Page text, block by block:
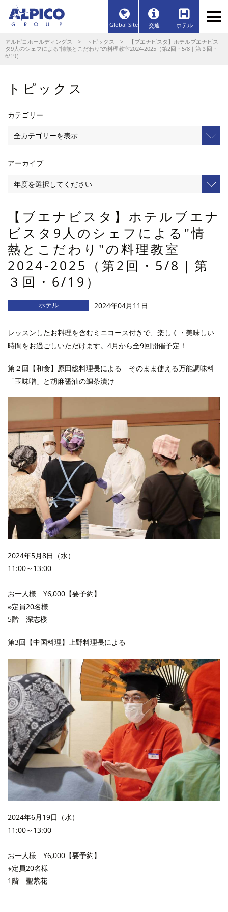
Global Site 交通 ホテル
アルピコホールディングス > トピックス > 【ブエナビスタ】ホテルブエナビス
タ9人のシェフによる"情熱とこだわり"の料理教室2024-2025（第2回・5/8｜第３回・
6/19）
トピックス
カテゴリー
アーカイブ
【ブエナビスタ】ホテルブエナ
ビスタ9人のシェフによる"情
熱とこだわり"の料理教室
2024-2025（第2回・5/8｜第
３回・6/19）
ホテル 2024年04月11日
レッスンしたお料理を含むミニコース付きで、楽しく・美味しい
時間をお過ごしいただけます。4月から全9回開催予定！
第２回【和食】原田総料理長による そのまま使える万能調味料
「玉味噌」と胡麻醤油の鯛茶漬け
2024年5月8日（水）
11:00～13:00
お一人様 ¥6,000【要予約】
※定員20名様
5階 深志楼
第3回【中国料理】上野料理長による
2024年6月19日（水）
11:00～13:00
お一人様 ¥6,000【要予約】
※定員20名様
1階 聖紫花